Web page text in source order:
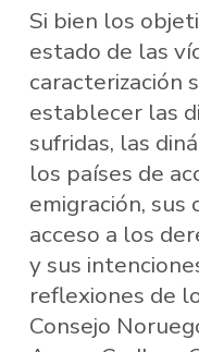
Si bien los
estado de las
caracterización
establecer las
sufridas, las
los países de
emigración, sus
acceso a los
y sus
reflexiones de
Consejo